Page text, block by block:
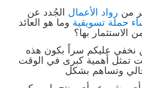
من رواد الأعمال الجُدد عن
حملة تسويقية وما هو العائد
الاستثمار بها؟
نخفي عليكم سراً بكون هذه
تمثل أهمية كبرى في الوقت
وتساهم بشكل